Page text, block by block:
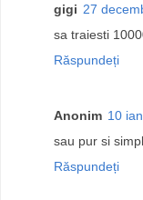
gigi 27
sa traiesti
Răspundeți
Anonim 10
sau pur si
Răspundeți